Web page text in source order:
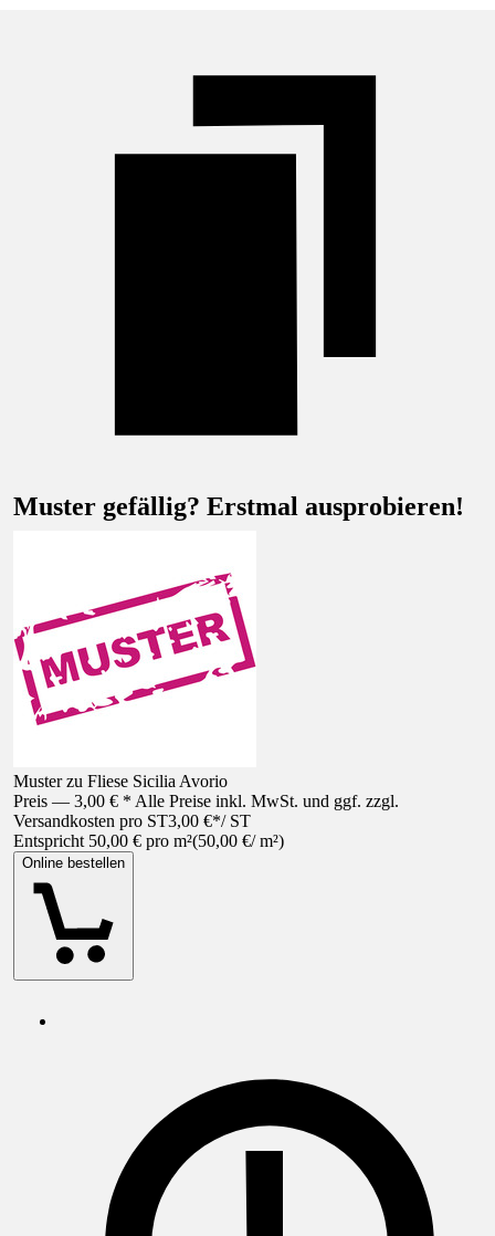
Muster gefällig? Erstmal ausprobieren!
Muster zu Fliese Sicilia Avorio
Preis — 3,00 € * Alle Preise inkl. MwSt. und ggf. zzgl.
Versandkosten pro ST3,00 €*/ ST
Entspricht 50,00 € pro m²(50,00 €/ m²)
Online bestellen